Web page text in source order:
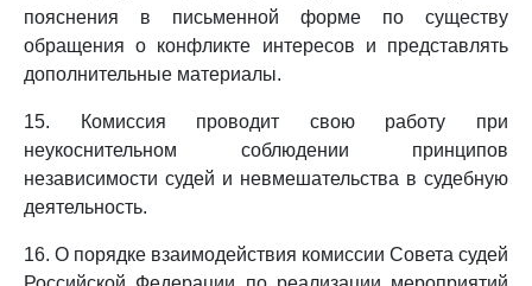
пояснения в письменной форме по существу
обращения о конфликте интересов и представлять
дополнительные материалы.
15. Комиссия проводит свою работу при
неукоснительном соблюдении принципов
независимости судей и невмешательства в судебную
деятельность.
16. О порядке взаимодействия комиссии Совета судей